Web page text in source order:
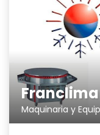
Maquinaria y